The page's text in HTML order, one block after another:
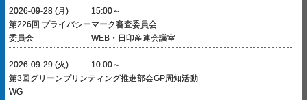
2026-09-28 (月)
15:00～
第226回 プライバシーマーク審査委員会
委員会
WEB・日印産連会議室
2026-09-29 (火)
10:00～
第3回グリーンプリンティング推進部会GP周知活動
WG